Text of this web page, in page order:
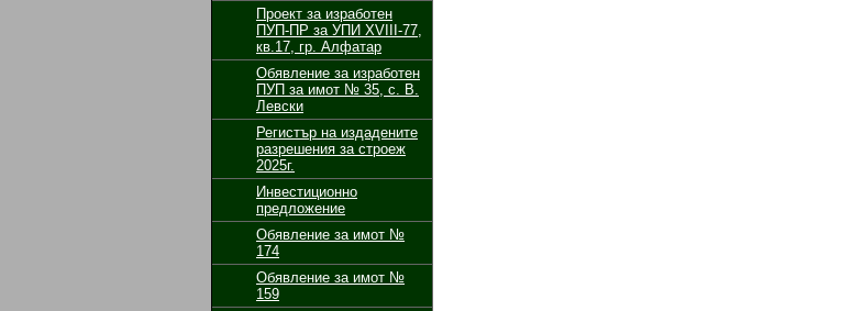
Проект за изработен
ПУП-ПР за УПИ ХVІІІ-77,
кв.17, гр. Алфатар
Обявление за изработен
ПУП за имот № 35, с. В.
Левски
Регистър на издадените
разрешения за строеж
2025г.
Инвестиционно
предложение
Обявление за имот №
174
Обявление за имот №
159